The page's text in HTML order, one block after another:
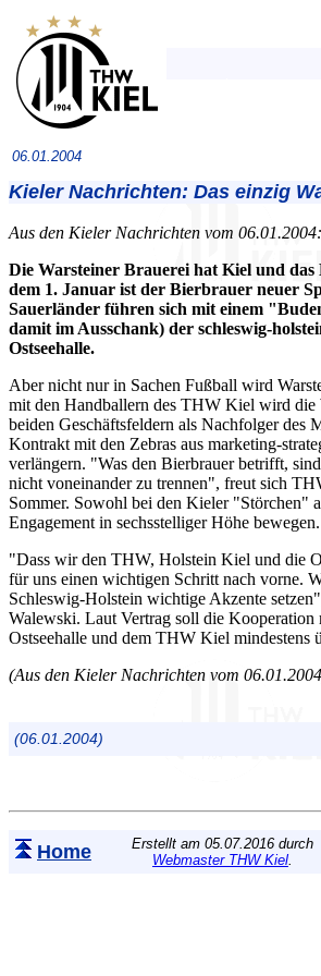
06.01.2004
Kieler Nachrichten: Das einzig
Aus den Kieler Nachrichten vom 06.01.2004:
Die Warsteiner Brauerei hat Kiel und das
dem 1. Januar ist der Bierbrauer neuer
Sauerländer führen sich mit einem
damit im Ausschank) der schleswig-
Ostseehalle.
Aber nicht nur in Sachen Fußball wird
mit den Handballern des THW Kiel wird die
beiden Geschäftsfeldern als Nachfolger des
Kontrakt mit den Zebras aus marketing-
verlängern. "Was den Bierbrauer betrifft,
nicht voneinander zu trennen", freut sich
Sommer. Sowohl bei den Kieler "Störchen"
Engagement in sechsstelliger Höhe bewegen.
"Dass wir den THW, Holstein Kiel und die
für uns einen wichtigen Schritt nach vorne.
Schleswig-Holstein wichtige Akzente
Walewski. Laut Vertrag soll die
Ostseehalle und dem THW Kiel mindestens
(Aus den Kieler Nachrichten vom
(06.01.2004)
Home
Erstellt am 05.07.2016 durch
Webmaster THW Kiel.